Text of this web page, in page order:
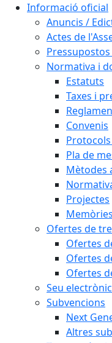
Informació oficial
Anuncis /
Actes de
Normativa i
Estatuts
Taxes i
Convenis
Pla de
Mètodes
Projectes
Memòries
Ofertes de
Ofertes
Ofertes
Ofertes
Seu
Subvencions
Next
Altres